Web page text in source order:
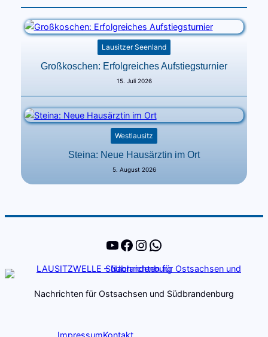
Lausitzer Seenland
Großkoschen: Erfolgreiches Aufstiegsturnier
15. Juli 2026
Westlausitz
Steina: Neue Hausärztin im Ort
5. August 2026
YouTube
Facebook
Instagram
WhatsApp
Nachrichten für Ostsachsen und Südbrandenburg